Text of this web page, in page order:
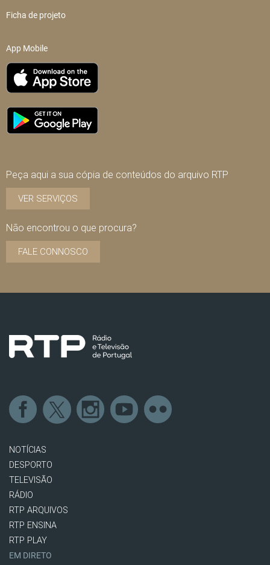
Ficha de projeto
App Mobile
Peça aqui a sua cópia de conteúdos do arquivo RTP
VER SERVIÇOS
Não encontrou o que procura?
FALE CONNOSCO
NOTÍCIAS
DESPORTO
TELEVISÃO
RÁDIO
RTP ARQUIVOS
RTP ENSINA
RTP PLAY
EM DIRETO